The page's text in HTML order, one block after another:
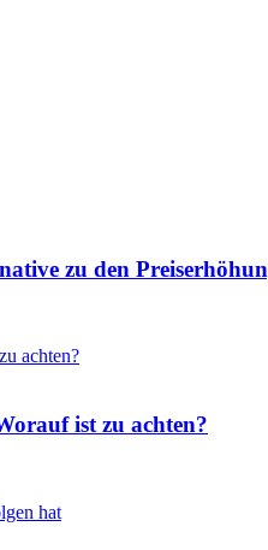
zu den
ist zu achten?